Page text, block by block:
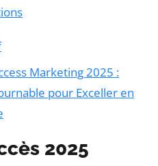
Marketing 2025 :
pour Exceller en
2025